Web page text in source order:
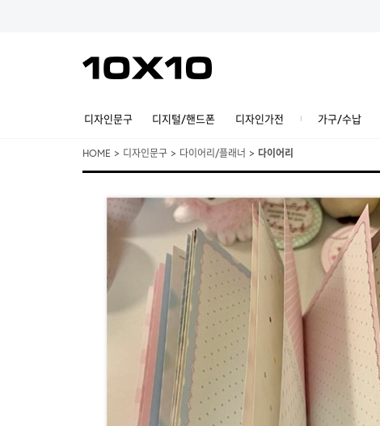
디자인문구 디지털/핸드폰 디자인가전 가구/수납
HOME > 디자인문구 > 다이어리/플래너 > 다이어리